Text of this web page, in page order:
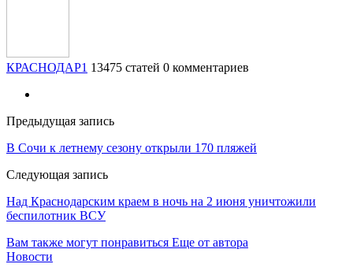
КРАСНОДАР1 13475 статей 0 комментариев
Предыдущая запись
В Сочи к летнему сезону открыли 170 пляжей
Следующая запись
Над Краснодарским краем в ночь на 2 июня уничтожили
беспилотник ВСУ
Вам также могут понравиться Еще от автора
Новости